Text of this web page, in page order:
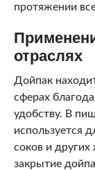
протяжении
отраслях
Дойпак
сферах
удобству. В
используется
соков и
закрытие